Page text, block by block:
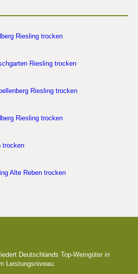
Riesling trocken
Riesling trocken
Riesling trocken
Riesling trocken
trocken
Alte Reben trocken
Deutschlands Top-Weingüter in
Leistungsniveau.